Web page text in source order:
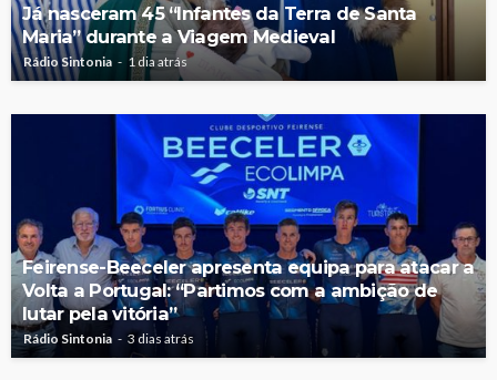
Já nasceram 45 “Infantes da Terra de Santa
Maria” durante a Viagem Medieval
Rádio Sintonia 1 dia atrás
Feirense-Beeceler apresenta equipa para atacar a
Volta a Portugal: “Partimos com a ambição de
lutar pela vitória”
Rádio Sintonia 3 dias atrás